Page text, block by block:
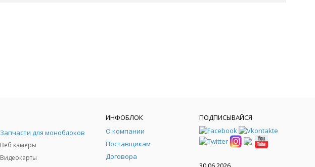
Запчасти для моноблоков
Веб камеры
Видеокарты
ИНФОБЛОК
О компании
Поставщикам
Договора
ПОДПИСЫВАЙСЯ